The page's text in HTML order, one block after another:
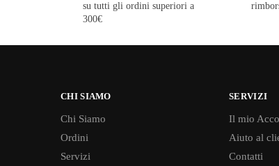
su tutti gli ordini superiori a
300€
CHI SIAMO
Chi Siamo
Ordini
Servizi
SERVIZI
Il mio
Aiuto al
Contatti